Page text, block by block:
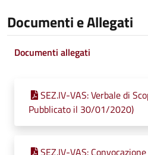
Documenti e Allegati
Documenti allegati
SEZ.IV-VAS: Verbale di
Pubblicato il 30/01/2020)
SEZ.IV-VAS: